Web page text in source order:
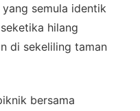
semula identik
hilang
di sekeliling taman
bersama